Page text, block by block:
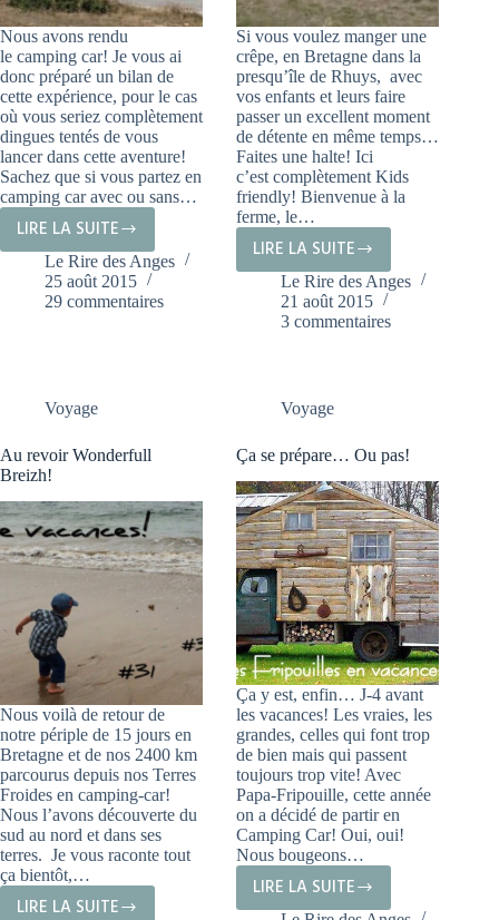
Nous avons rendu
le camping car! Je vous ai
donc préparé un bilan de
cette expérience, pour le cas
où vous seriez complètement
dingues tentés de vous
lancer dans cette aventure!
Sachez que si vous partez en
camping car avec ou sans…
LIRE LA SUITE
NOS
VACANCES
EN
Le Rire des Anges
25 août 2015
29 commentaires
Si vous voulez manger une
crêpe, en Bretagne dans la
presqu’île de Rhuys, avec
vos enfants et leurs faire
passer un excellent moment
de détente en même temps…
Faites une halte! Ici
c’est complètement Kids
friendly! Bienvenue à la
ferme, le…
LIRE LA SUITE
CRÊPERIE
À
LA
Le Rire des Anges
21 août 2015
3 commentaires
Voyage
Au revoir Wonderfull
Breizh!
Nous voilà de retour de
notre périple de 15 jours en
Bretagne et de nos 2400 km
parcourus depuis nos Terres
Froides en camping-car!
Nous l’avons découverte du
sud au nord et dans ses
terres. Je vous raconte tout
ça bientôt,…
LIRE LA SUITE
Voyage
Ça se prépare… Ou pas!
Ça y est, enfin… J-4 avant
les vacances! Les vraies, les
grandes, celles qui font trop
de bien mais qui passent
toujours trop vite! Avec
Papa-Fripouille, cette année
on a décidé de partir en
Camping Car! Oui, oui!
Nous bougeons…
LIRE LA SUITE
ÇA